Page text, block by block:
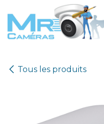
Se rendre au contenu
Tous les produits